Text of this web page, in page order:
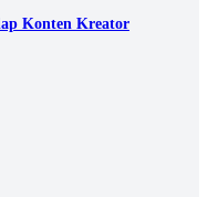
Konten Kreator